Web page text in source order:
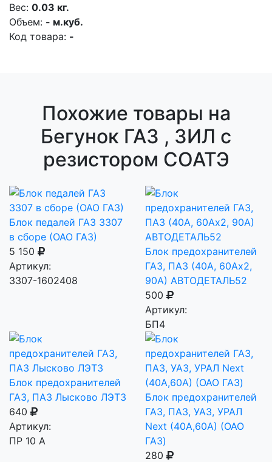
Вес: 0.03 кг.
Объем: - м.куб.
Код товара: -
Похожие товары на
Бегунок ГАЗ , ЗИЛ с
резистором СОАТЭ
Блок педалей ГАЗ 3307
в сборе (ОАО ГАЗ)
5 150
Артикул:
3307-1602408
Блок предохранителей
ГАЗ, ПАЗ (40А, 60Ах2,
90А) АВТОДЕТАЛЬ52
500
Артикул:
БП4
Блок предохранителей
ГАЗ, ПАЗ Лысково ЛЭТЗ
640
Артикул:
ПР 10 А
Блок предохранителей
ГАЗ, ПАЗ, УАЗ, УРАЛ
Next (40A,60A) (ОАО
ГАЗ)
280